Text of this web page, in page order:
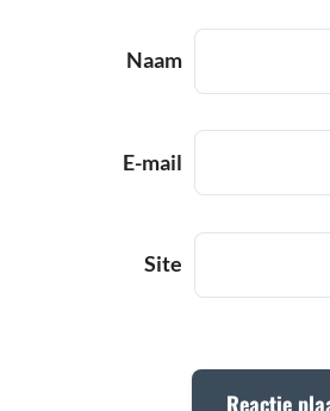
Naam
E-mail
Site